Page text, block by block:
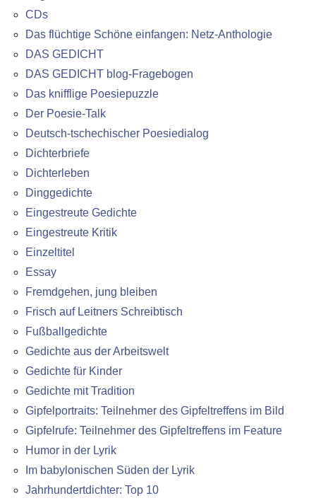
CDs
Das flüchtige Schöne einfangen: Netz-Anthologie
DAS GEDICHT
DAS GEDICHT blog-Fragebogen
Das knifflige Poesiepuzzle
Der Poesie-Talk
Deutsch-tschechischer Poesiedialog
Dichterbriefe
Dichterleben
Dinggedichte
Eingestreute Gedichte
Eingestreute Kritik
Einzeltitel
Essay
Fremdgehen, jung bleiben
Frisch auf Leitners Schreibtisch
Fußballgedichte
Gedichte aus der Arbeitswelt
Gedichte für Kinder
Gedichte mit Tradition
Gipfelportraits: Teilnehmer des Gipfeltreffens im Bild
Gipfelrufe: Teilnehmer des Gipfeltreffens im Feature
Humor in der Lyrik
Im babylonischen Süden der Lyrik
Jahrhundertdichter: Top 10